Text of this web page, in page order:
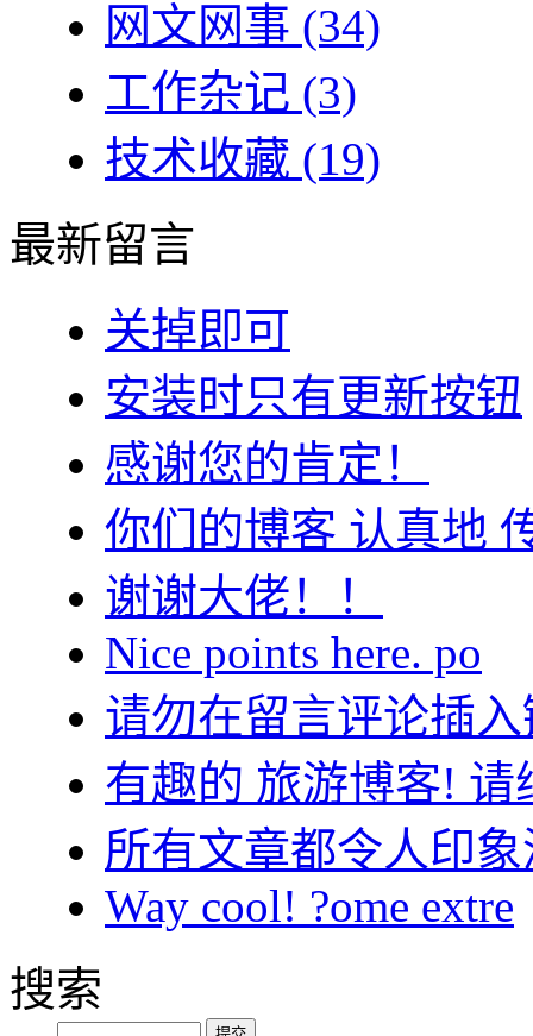
网文网事 (34)
工作杂记 (3)
技术收藏 (19)
最新留言
关掉即可
安装时只有更新按钮
感谢您的肯定！
你们的博客 认真地
谢谢大佬！！
Nice points here. po
请勿在留言评论插
有趣的 旅游博客!
所有文章都令人印
Way cool! ?ome extre
搜索